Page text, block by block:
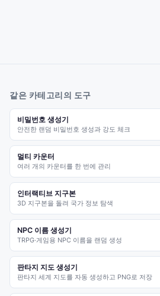
같은 카테고리의 도구
비밀번호 생성기
안전한 랜덤 비밀번호 생성과 강도 체크
멀티 카운터
여러 개의 카운터를 한 번에 관리
인터랙티브 지구본
3D 지구본을 돌려 국가 정보 탐색
NPC 이름 생성기
TRPG·게임용 NPC 이름을 랜덤 생성
판타지 지도 생성기
판타지 세계 지도를 자동 생성하고 PNG로 저장